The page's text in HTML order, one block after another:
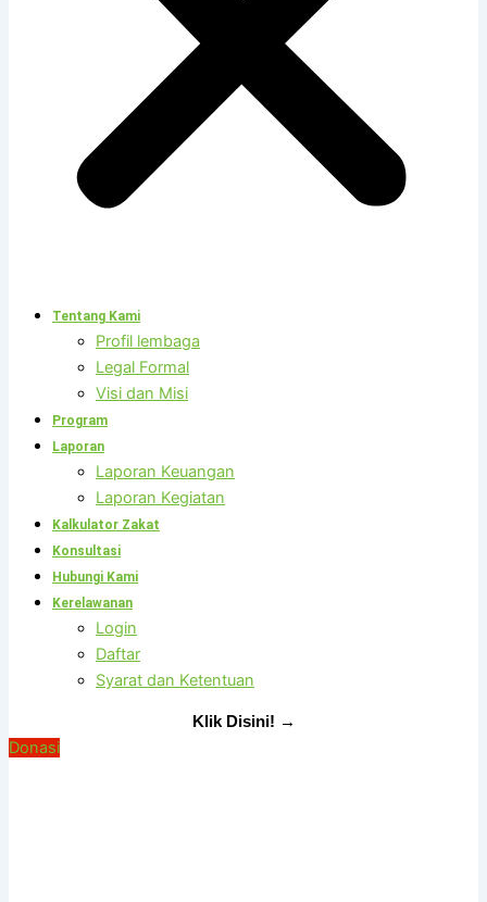
Tentang Kami
Profil lembaga
Legal Formal
Visi dan Misi
Program
Laporan
Laporan Keuangan
Laporan Kegiatan
Kalkulator Zakat
Konsultasi
Hubungi Kami
Kerelawanan
Login
Daftar
Syarat dan Ketentuan
Klik Disini! →
Donasi